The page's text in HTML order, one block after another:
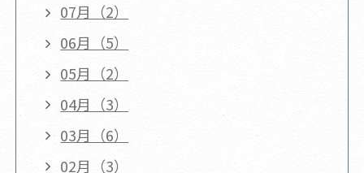
07月（2）
06月（5）
05月（2）
04月（3）
03月（6）
02月（3）